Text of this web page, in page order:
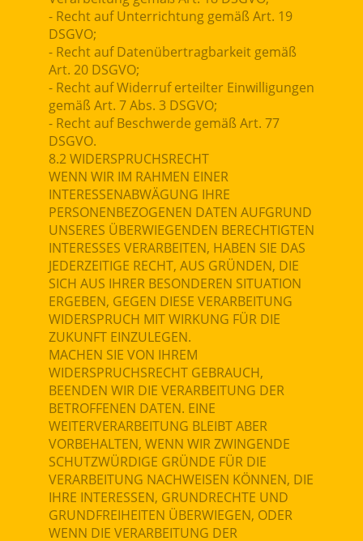
- Recht auf Unterrichtung gemäß Art. 19
DSGVO;
- Recht auf Datenübertragbarkeit gemäß
Art. 20 DSGVO;
- Recht auf Widerruf erteilter Einwilligungen
gemäß Art. 7 Abs. 3 DSGVO;
- Recht auf Beschwerde gemäß Art. 77
DSGVO.
8.2 WIDERSPRUCHSRECHT
WENN WIR IM RAHMEN EINER
INTERESSENABWÄGUNG IHRE
PERSONENBEZOGENEN DATEN AUFGRUND
UNSERES ÜBERWIEGENDEN BERECHTIGTEN
INTERESSES VERARBEITEN, HABEN SIE DAS
JEDERZEITIGE RECHT, AUS GRÜNDEN, DIE
SICH AUS IHRER BESONDEREN SITUATION
ERGEBEN, GEGEN DIESE VERARBEITUNG
WIDERSPRUCH MIT WIRKUNG FÜR DIE
ZUKUNFT EINZULEGEN.
MACHEN SIE VON IHREM
WIDERSPRUCHSRECHT GEBRAUCH,
BEENDEN WIR DIE VERARBEITUNG DER
BETROFFENEN DATEN. EINE
WEITERVERARBEITUNG BLEIBT ABER
VORBEHALTEN, WENN WIR ZWINGENDE
SCHUTZWÜRDIGE GRÜNDE FÜR DIE
VERARBEITUNG NACHWEISEN KÖNNEN, DIE
IHRE INTERESSEN, GRUNDRECHTE UND
GRUNDFREIHEITEN ÜBERWIEGEN, ODER
WENN DIE VERARBEITUNG DER